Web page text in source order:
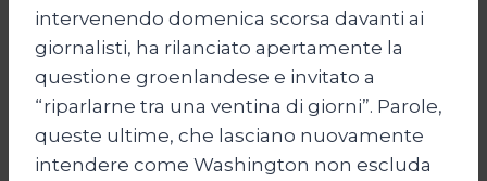
intervenendo domenica scorsa davanti ai
giornalisti, ha rilanciato apertamente la
questione groenlandese e invitato a
“riparlarne tra una ventina di giorni”. Parole,
queste ultime, che lasciano nuovamente
intendere come Washington non escluda